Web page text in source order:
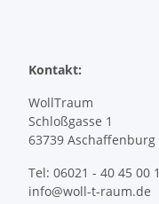
Kontakt:
WollTraum
Schloßgasse 1
63739 Aschaffenburg
Tel: 06021 - 40 45 00 1
info@woll-t-raum.de